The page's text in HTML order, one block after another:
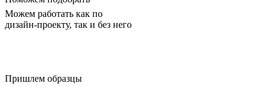
Можем работать как по
дизайн-проекту, так и без него
Пришлем образцы